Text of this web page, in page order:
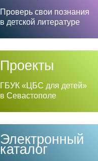
Проверь свои познания
в детской литературе
Проекты
ГБУК «ЦБС для детей»
в Севастополе
Электронный
каталог